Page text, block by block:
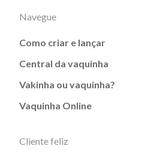
Navegue
Como criar e lançar
Central da vaquinha
Vakinha ou vaquinha?
Vaquinha Online
Cliente feliz